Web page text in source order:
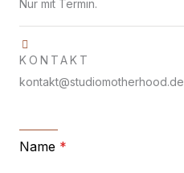
Nur mit Termin.
KONTAKT
kontakt@studiomotherhood.de
Name *